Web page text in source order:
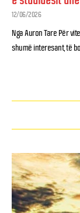
12/06/2026
Nga Auron Tare Për
shumë interesant, të